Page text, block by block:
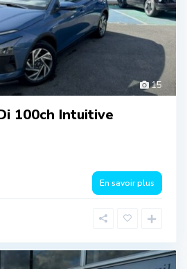
15
100ch Intuitive
En savoir plus